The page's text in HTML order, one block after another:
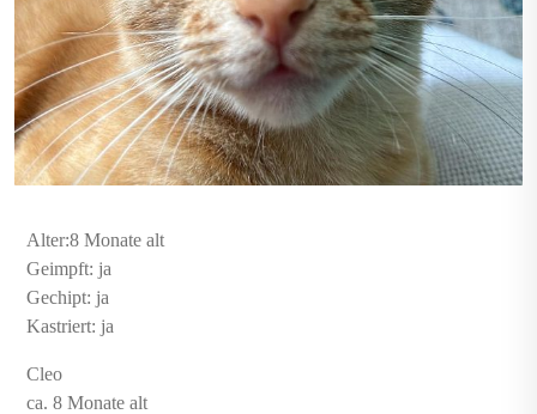
Alter:8 Monate alt
Geimpft: ja
Gechipt: ja
Kastriert: ja
Cleo
ca. 8 Monate alt